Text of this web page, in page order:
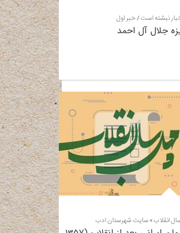
نبشته است / خبر اول
جلال آل احمد
انقلاب» سایت شهرستان ادب